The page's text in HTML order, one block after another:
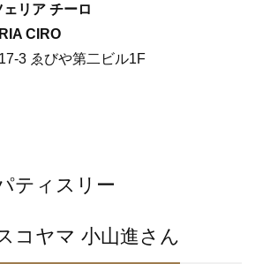
ェリア チーロ
CIRO
3 ゑびや第二ビル1F
ティスリー
コヤマ 小山進さん